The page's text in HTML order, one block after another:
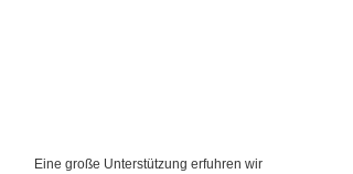
Eine große Unterstützung erfuhren wir